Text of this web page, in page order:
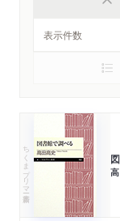
ちくまプリマー新書